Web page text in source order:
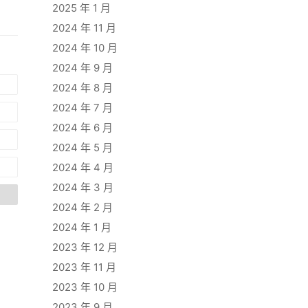
2025 年 1 月
2024 年 11 月
2024 年 10 月
2024 年 9 月
2024 年 8 月
2024 年 7 月
2024 年 6 月
2024 年 5 月
2024 年 4 月
2024 年 3 月
2024 年 2 月
2024 年 1 月
2023 年 12 月
2023 年 11 月
2023 年 10 月